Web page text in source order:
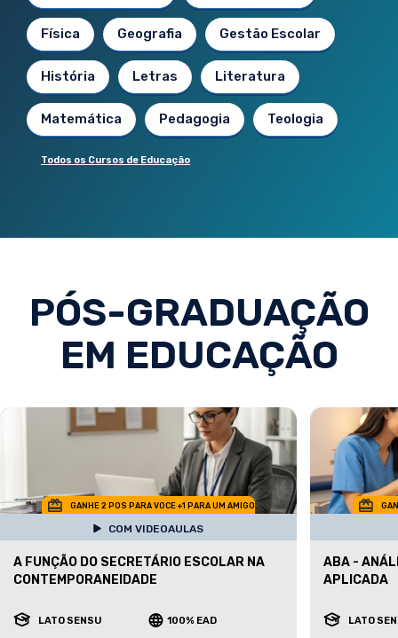
Física Geografia Gestão Escolar
História Letras Literatura
Matemática Pedagogia Teologia
Todos os Cursos de Educação
PÓS-GRADUAÇÃO
EM EDUCAÇÃO
GANHE 2 POS PARA VOCE +1 PARA UM AMIGO
COM VIDEOAULAS
A FUNÇÃO DO SECRETÁRIO ESCOLAR NA
CONTEMPORANEIDADE
LATO SENSU 100% EAD
ABA -
APLICADA
LATO